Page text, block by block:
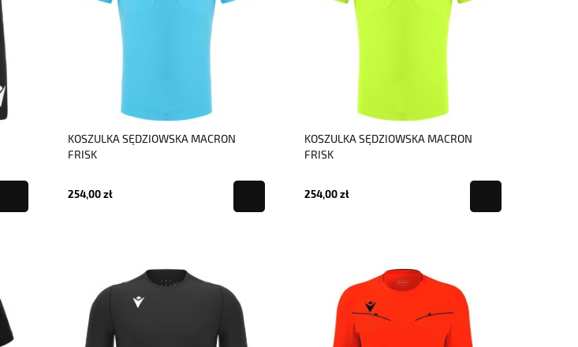
KOSZULKA SĘDZIOWSKA MACRON
FRISK
254,00 zł
KOSZULKA SĘDZIOWSKA MACRON
FRISK
254,00 zł